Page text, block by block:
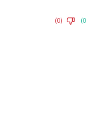
(0)